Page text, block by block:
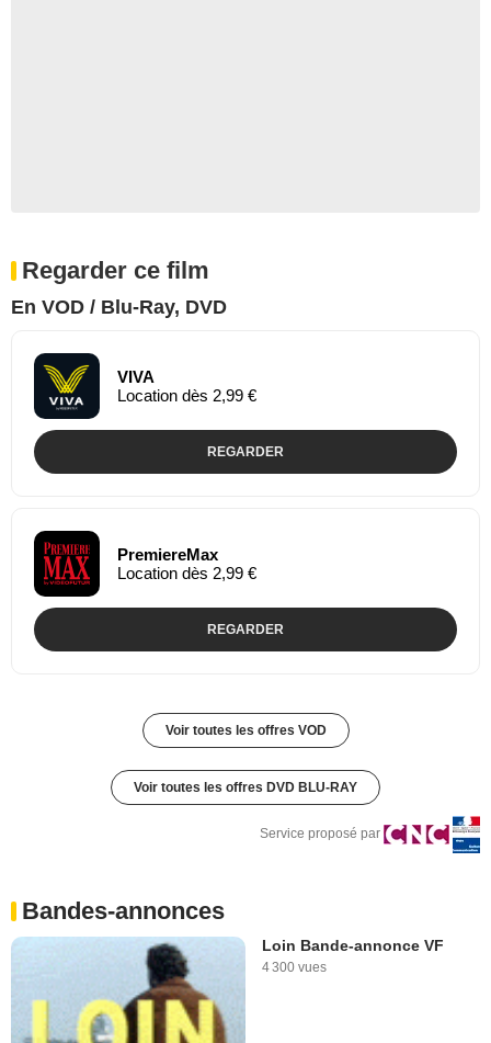
Regarder ce film
En VOD / Blu-Ray, DVD
VIVA
Location dès 2,99 €
REGARDER
PremiereMax
Location dès 2,99 €
REGARDER
Voir toutes les offres VOD
Voir toutes les offres DVD BLU-RAY
Service proposé par
Bandes-annonces
Loin Bande-annonce VF
4 300 vues